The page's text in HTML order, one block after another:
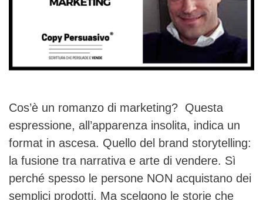
Cos’è un romanzo di marketing? Questa
espressione, all’apparenza insolita, indica un
format in ascesa. Quello del brand storytelling:
la fusione tra narrativa e arte di vendere. Sì
perché spesso le persone NON acquistano dei
semplici prodotti. Ma scelgono le storie che